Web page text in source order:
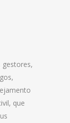
gestores,
que